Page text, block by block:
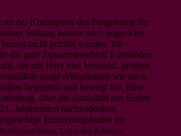
der Konzeption des Programms für
Stiftung konnte auch angesichts
nicht getrübt werden. Ich
die gute Zusammenarbeit! Entstanden
die mit Herz und Verstand, großem
junge Abiturienten wie auch
begeistert und bewegt hat. Eine
über die Aktualität des Ersten
Jahrhundert nachzudenken.
Erinnerungskultur im
Michael Braun, Leiter des Referates